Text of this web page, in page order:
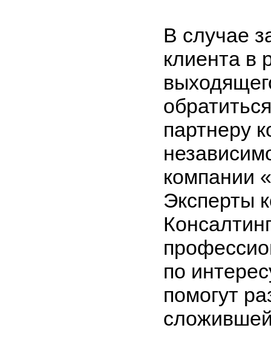
В случае
клиента в
партнеру
компании
Эксперты
по
помогут